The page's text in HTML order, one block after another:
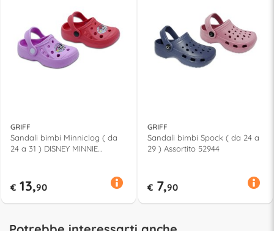
GRIFF
Sandali bimbi Minniclog ( da
24 a 31 ) DISNEY MINNIE
€ 13,90
GRIFF
Sandali bimbi Spock ( da 24 a
29 ) Assortito 52944
€ 7,90